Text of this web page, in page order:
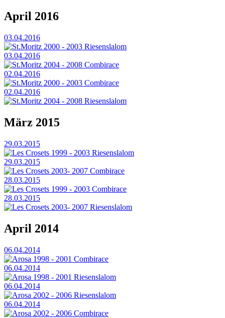
April 2016
03.04.2016
St.Moritz 2000 - 2003 Riesenslalom
03.04.2016
St.Moritz 2004 - 2008 Combirace
02.04.2016
St.Moritz 2000 - 2003 Combirace
02.04.2016
St.Moritz 2004 - 2008 Riesenslalom
März 2015
29.03.2015
Les Crosets 1999 - 2003 Riesenslalom
29.03.2015
Les Crosets 2003- 2007 Combirace
28.03.2015
Les Crosets 1999 - 2003 Combirace
28.03.2015
Les Crosets 2003- 2007 Riesenslalom
April 2014
06.04.2014
Arosa 1998 - 2001 Combirace
06.04.2014
Arosa 1998 - 2001 Riesenslalom
06.04.2014
Arosa 2002 - 2006 Riesenslalom
06.04.2014
Arosa 2002 - 2006 Combirace